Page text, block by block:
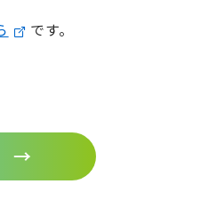
です。
→